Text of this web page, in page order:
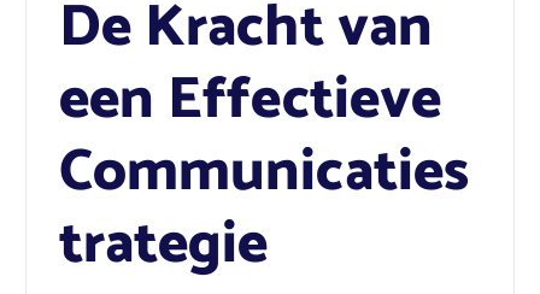
De Kracht van
een Effectieve
Communicaties
trategie